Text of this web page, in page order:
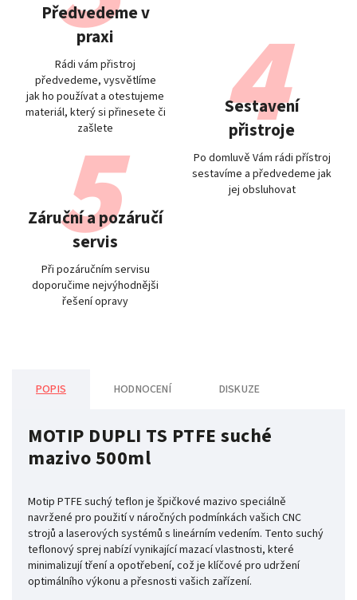
Předvedeme v
praxi
Rádi vám přistroj
předvedeme, vysvětlíme
jak ho používat a otestujeme
materiál, který si přinesete či
zašlete
Sestavení
přistroje
Po domluvě Vám rádi přístroj
sestavíme a předvedeme jak
jej obsluhovat
Záruční a pozáručí
servis
Při pozáručním servisu
doporučime nejvýhodnějši
řešení opravy
POPIS HODNOCENÍ DISKUZE
MOTIP DUPLI TS PTFE suché
mazivo 500ml
Motip PTFE suchý teflon je špičkové mazivo speciálně
navržené pro použití v náročných podmínkách vašich CNC
strojů a laserových systémů s lineárním vedením. Tento suchý
teflonový sprej nabízí vynikající mazací vlastnosti, které
minimalizují tření a opotřebení, což je klíčové pro udržení
optimálního výkonu a přesnosti vašich zařízení.